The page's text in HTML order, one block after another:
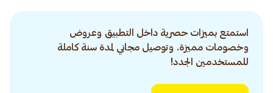
استمتع بميزات حصرية داخل التطبيق وعروض
وخصومات مميزة. وتوصيل مجاني لمدة سنة كاملة
للمستخدمين الجدد!